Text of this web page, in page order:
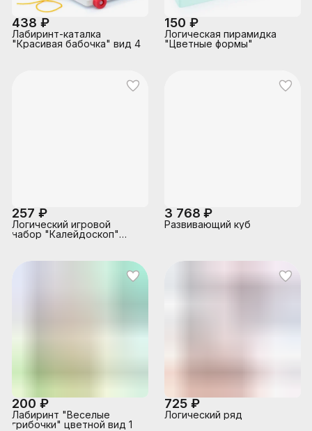
438 ₽
Лабиринт-каталка
"Красивая бабочка" вид 4
150 ₽
Логическая пирамидка
"Цветные формы"
257 ₽
Логический игровой
набор "Калейдоскоп"
3 768 ₽
Развивающий куб
200 ₽
Лабиринт "Веселые
грибочки" цветной вид 1
725 ₽
Логический ряд